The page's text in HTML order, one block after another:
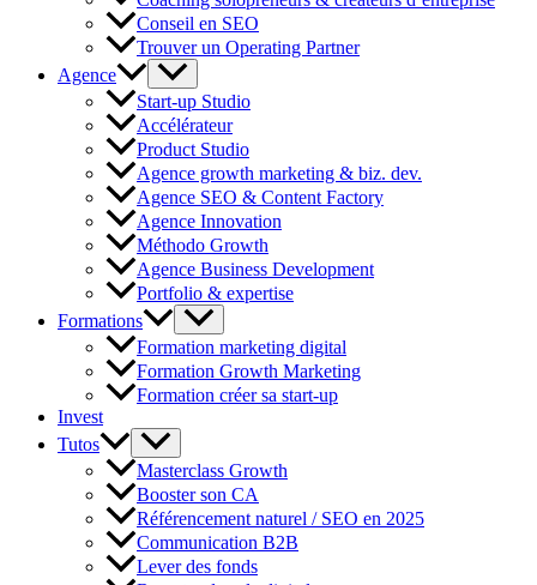
Conseil en SEO
Trouver un Operating Partner
Agence
Start-up Studio
Accélérateur
Product Studio
Agence growth marketing & biz. dev.
Agence SEO & Content Factory
Agence Innovation
Méthodo Growth
Agence Business Development
Portfolio & expertise
Formations
Formation marketing digital
Formation Growth Marketing
Formation créer sa start-up
Invest
Tutos
Masterclass Growth
Booster son CA
Référencement naturel / SEO en 2025
Communication B2B
Lever des fonds